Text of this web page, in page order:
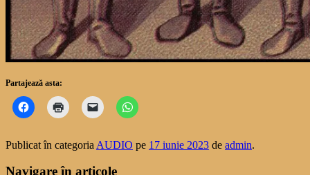
Partajează asta:
Publicat în categoria AUDIO pe 17 iunie 2023 de admin.
Navigare în articole